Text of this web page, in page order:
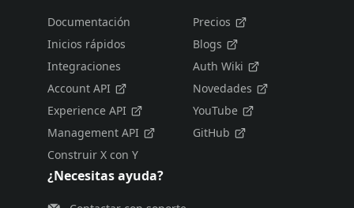
Documentación
Inicios rápidos
Integraciones
Account API
Experience API
Management API
Construir X con Y
Precios
Blogs
Auth Wiki
Novedades
YouTube
GitHub
¿Necesitas ayuda?